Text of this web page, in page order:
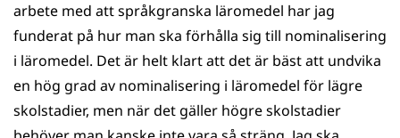
arbete med att språkgranska läromedel har jag
funderat på hur man ska förhålla sig till nominalisering
i läromedel. Det är helt klart att det är bäst att undvika
en hög grad av nominalisering i läromedel för lägre
skolstadier, men när det gäller högre skolstadier